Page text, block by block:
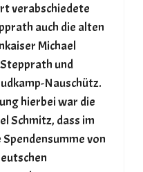
verabschiedete
auch die alten
Michael
und
Nauschütz.
hierbei war die
Schmitz, dass im
von